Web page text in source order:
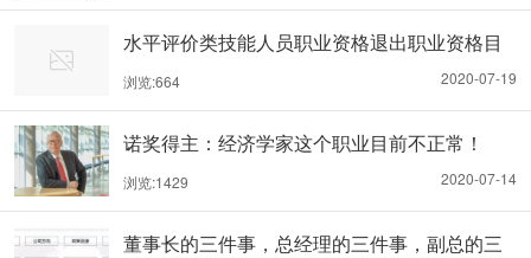
水平评价类技能人员职业资格退出职业资格目
录有关政策的解读
2020-07-19
浏览:664
诺奖得主：经济学家这个职业目前不正常！
2020-07-14
浏览:1429
董事长的三件事，总经理的三件事，副总的三